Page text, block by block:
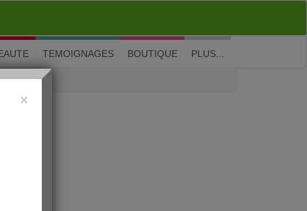
M'inscrire| Me connecter| ? Visite guidée
TEMOIGNAGES BOUTIQUE PLUS...
×